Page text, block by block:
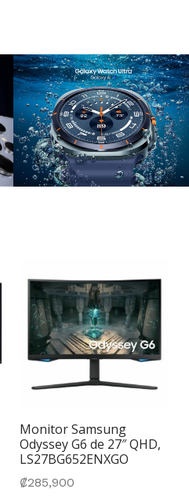
Monitor Samsung
Odyssey G6 de 27″ QHD,
LS27BG652ENXGO
₡285,900